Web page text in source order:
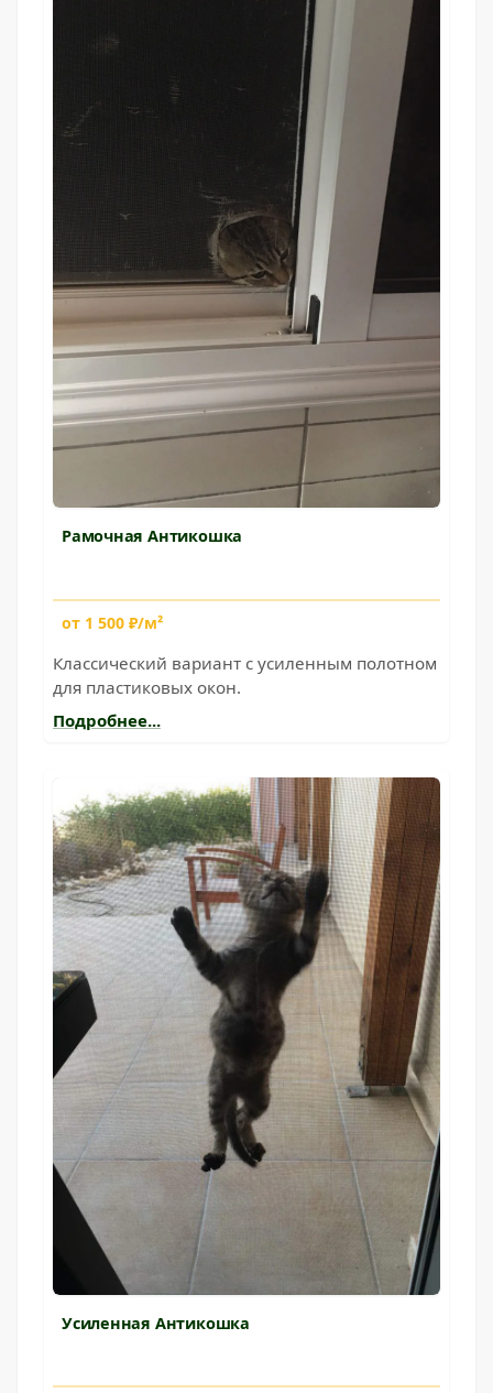
Рамочная Антикошка
от 1 500 ₽/м²
Классический вариант с усиленным полотном
для пластиковых окон.
Подробнее...
Усиленная Антикошка